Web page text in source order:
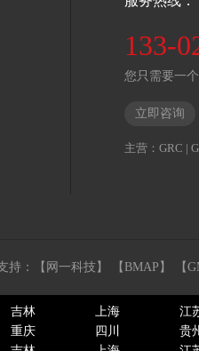
133-
您只需要一
立即咨询
主营： GRC |
持： 【网一科技】 【BMAP】 【
吉林 上海 江
重庆 四川 贵